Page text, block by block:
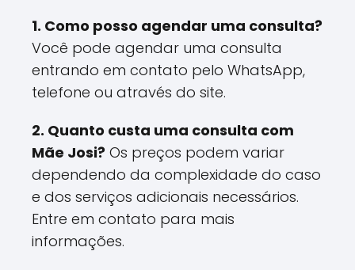
1. Como posso agendar uma consulta?
Você pode agendar uma consulta
entrando em contato pelo WhatsApp,
telefone ou através do site.
2. Quanto custa uma consulta com
Mãe Josi? Os preços podem variar
dependendo da complexidade do caso
e dos serviços adicionais necessários.
Entre em contato para mais
informações.